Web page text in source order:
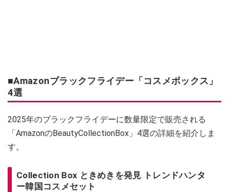
■Amazonブラックフライデー「コスメボックス」
4選
2025年のブラックフライデーに数量限定で販売される
「AmazonのBeautyCollectionBox」4選の詳細を紹介しま
す。
Collection Box ときめきを発見 トレンドハンタ
ー韓国コスメセット